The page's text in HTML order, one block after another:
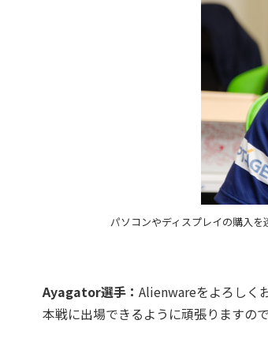
パソコンやディスプレイの購入
Ayagator選手： Alienwareをよろしく
本戦に出場できるように頑張りますの